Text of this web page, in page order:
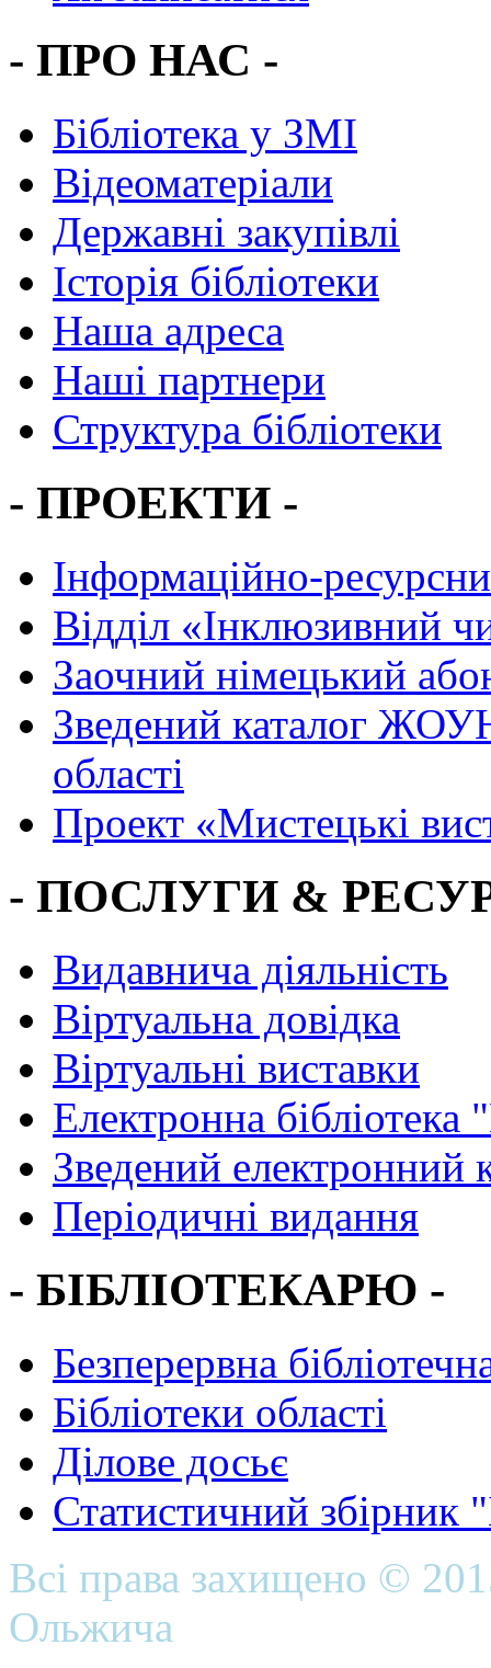
- ПРО НАС -
Бібліотека у ЗМІ
Відеоматеріали
Державні закупівлі
Історія бібліотеки
Наша адреса
Наші партнери
Структура бібліотеки
- ПРОЕКТИ -
Інформаційно-
Вiддiл «Інклюзивний
Заочний німецький
Зведений каталог
області
Проект «Мистецькі
- ПОСЛУГИ &
Видавнича діяльність
Віртуальна довідка
Віртуальні виставки
Електронна
Зведений електронний
Періодичні видання
- БІБЛІОТЕКАРЮ -
Безперервна
Бібліотеки області
Ділове досьє
Статистичний
Всі права захищено ©
Ольжича